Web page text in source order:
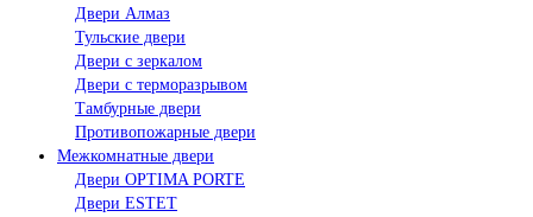
Двери Алмаз
Тульские двери
Двери с зеркалом
Двери с терморазрывом
Тамбурные двери
Противопожарные двери
Межкомнатные двери
Двери OPTIMA PORTE
Двери ESTET